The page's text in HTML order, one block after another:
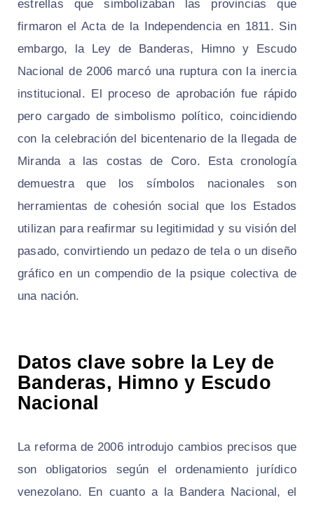
estrellas que simbolizaban las provincias que
firmaron el Acta de la Independencia en 1811. Sin
embargo, la Ley de Banderas, Himno y Escudo
Nacional de 2006 marcó una ruptura con la inercia
institucional. El proceso de aprobación fue rápido
pero cargado de simbolismo político, coincidiendo
con la celebración del bicentenario de la llegada de
Miranda a las costas de Coro. Esta cronología
demuestra que los símbolos nacionales son
herramientas de cohesión social que los Estados
utilizan para reafirmar su legitimidad y su visión del
pasado, convirtiendo un pedazo de tela o un diseño
gráfico en un compendio de la psique colectiva de
una nación.
Datos clave sobre la Ley de
Banderas, Himno y Escudo
Nacional
La reforma de 2006 introdujo cambios precisos que
son obligatorios según el ordenamiento jurídico
venezolano. En cuanto a la Bandera Nacional, el